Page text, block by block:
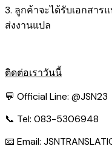
3. ลูกค้าจะได้รับเอกสา
ส่งงานแปล
ติดต่อเราวันนี้
💬 Official Line: @JSN23
📞 Tel: 083-5306948
📧 Email: